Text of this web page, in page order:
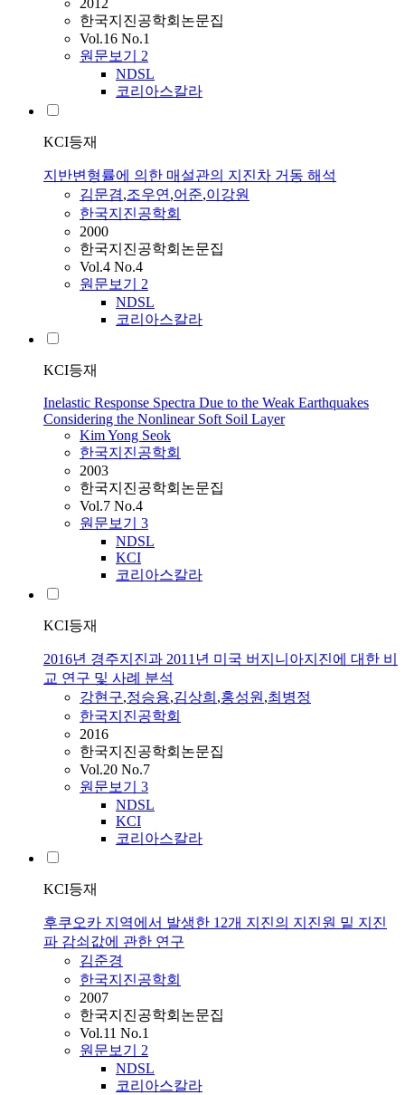
2012
한국지진공학회논문집
Vol.16 No.1
원문보기 2
NDSL
코리아스칼라
KCI등재
지반변형률에 의한 매설관의 지진차 거동 해석
김문겸,조우연,어준,이강원
한국지진공학회
2000
한국지진공학회논문집
Vol.4 No.4
원문보기 2
NDSL
코리아스칼라
KCI등재
Inelastic Response Spectra Due to the Weak Earthquakes
Considering the Nonlinear Soft Soil Layer
Kim Yong Seok
한국지진공학회
2003
한국지진공학회논문집
Vol.7 No.4
원문보기 3
NDSL
KCI
코리아스칼라
KCI등재
2016년 경주지진과 2011년 미국 버지니아지진에 대한 비
교 연구 및 사례 분석
강현구,정승용,김상희 ,홍성원,최병정
한국지진공학회
2016
한국지진공학회논문집
Vol.20 No.7
원문보기 3
NDSL
KCI
코리아스칼라
KCI등재
후쿠오카 지역에서 발생한 12개 지진의 지진원 밑 지진
파 감쇠값에 관한 연구
김준경
한국지진공학회
2007
한국지진공학회논문집
Vol.11 No.1
원문보기 2
NDSL
코리아스칼라